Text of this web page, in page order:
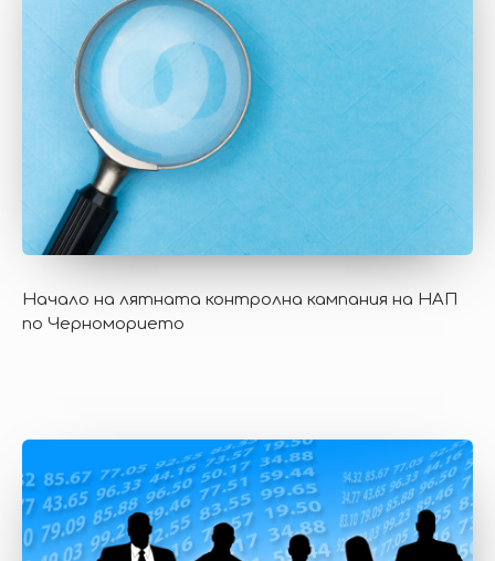
Начало на лятната контролна кампания на НАП
по Черноморието